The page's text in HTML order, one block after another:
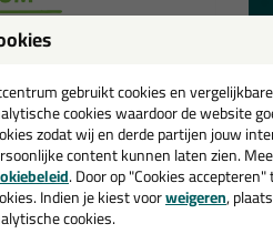
Kan
gebruikt cookies en
cookies waardoor de website
zodat wij en derde partijen jouw
content kunnen laten zien.
. Door op "Cookies
Indien je kiest voorweigeren,
cookies.
💚
en ontvang een
€35,-bij je eerste bestelling!